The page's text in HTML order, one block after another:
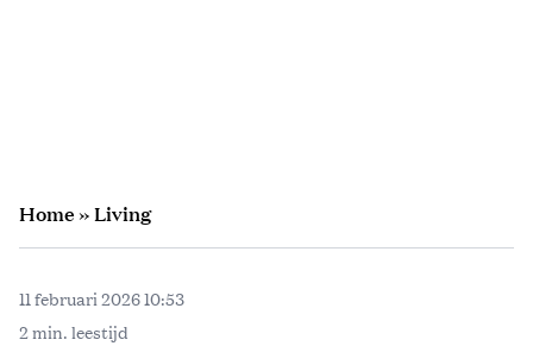
Home»Living
11 februari 2026 10:53
2 min. leestijd